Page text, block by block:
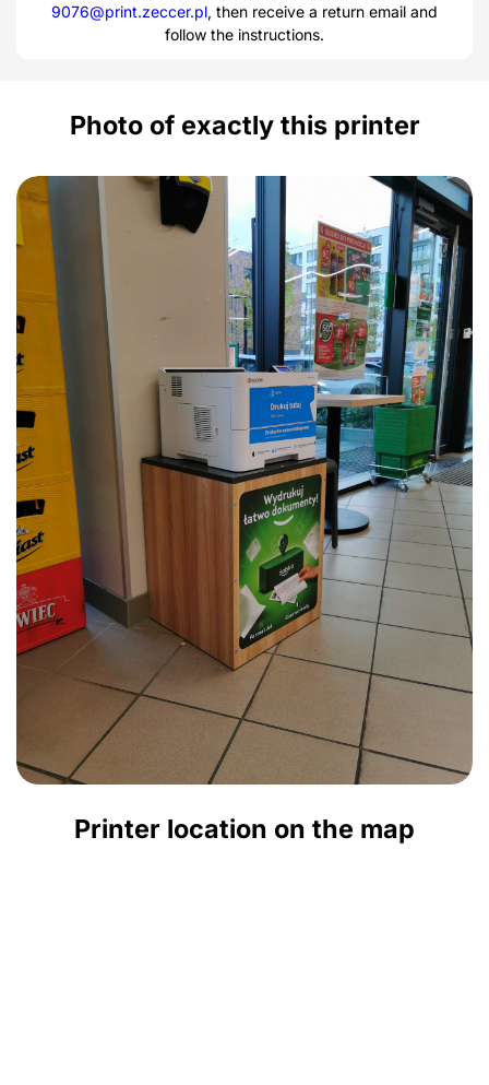
9076@print.zeccer.pl, then receive a return email and
follow the instructions.
Photo of exactly this printer
Printer location on the map